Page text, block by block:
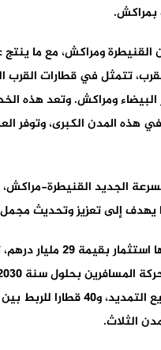
بمراكش.
ومراكش، مع ما
تتمثل في قطارات
ومراكش. وتعد هذه
هذه المدن الكبرى، وتوفر
الجديد القنيطرة-
وستتيح عملية الاقتناء
الثلاث.